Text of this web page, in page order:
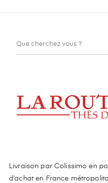
Livraison par Colissimo en
d’achat en France